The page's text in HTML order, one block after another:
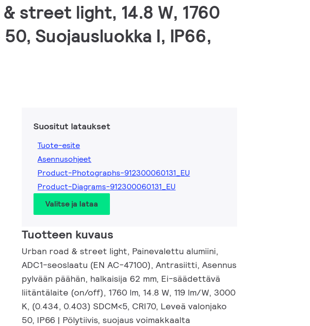
street light, 14.8 W, 1760
Suojausluokka I, IP66,
Suositut lataukset
Tuote-esite
Asennusohjeet
Product-Photographs-912300060131_EU
Product-Diagrams-912300060131_EU
Valitse ja lataa
Tuotteen kuvaus
Urban road & street light, Painevalettu alumiini,
ADC1-seoslaatu (EN AC-47100), Antrasiitti, Asennus
pylvään päähän, halkaisija 62 mm, Ei-säädettävä
liitäntälaite (on/off), 1760 lm, 14.8 W, 119 lm/W, 3000
K, (0.434, 0.403) SDCM<5, CRI70, Leveä valonjako
50, IP66 | Pölytiivis, suojaus voimakkaalta